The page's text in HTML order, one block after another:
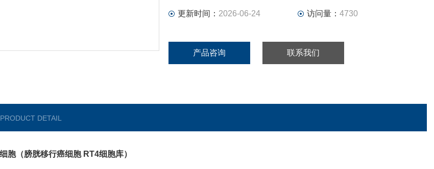
更新时间： 2026-06-24 访问量： 4730
产品咨询 联系我们
DETAIL
胞（膀胱移行癌细胞 RT4细胞库）